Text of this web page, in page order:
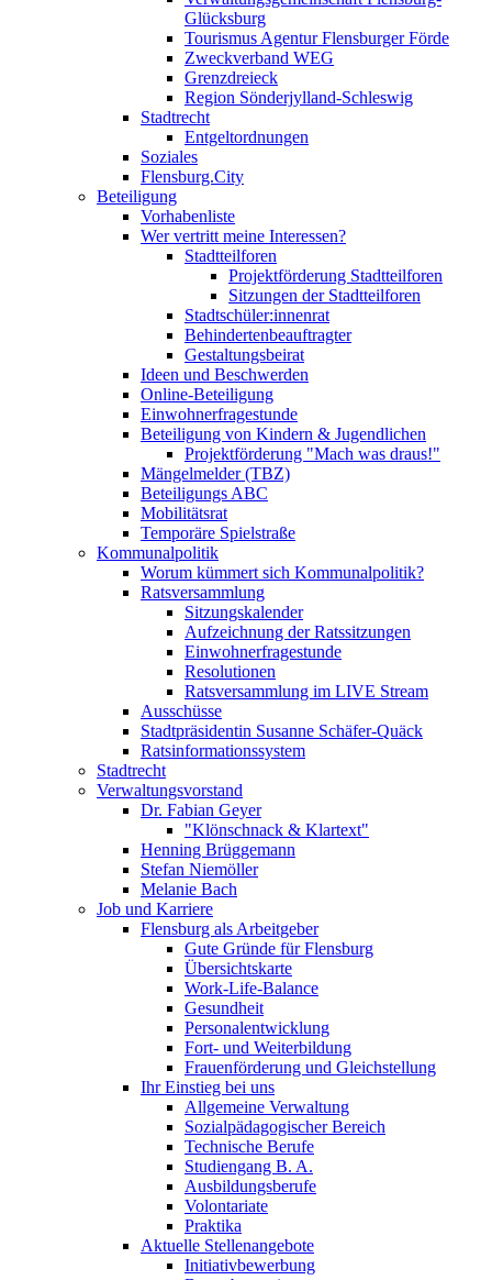
Glücksburg
Tourismus Agentur Flensburger Förde
Zweckverband WEG
Grenzdreieck
Region Sönderjylland-Schleswig
Stadtrecht
Entgeltordnungen
Soziales
Flensburg.City
Beteiligung
Vorhabenliste
Wer vertritt meine Interessen?
Stadtteilforen
Projektförderung Stadtteilforen
Sitzungen der Stadtteilforen
Stadtschüler:innenrat
Behindertenbeauftragter
Gestaltungsbeirat
Ideen und Beschwerden
Online-Beteiligung
Einwohnerfragestunde
Beteiligung von Kindern & Jugendlichen
Projektförderung "Mach was draus!"
Mängelmelder (TBZ)
Beteiligungs ABC
Mobilitätsrat
Temporäre Spielstraße
Kommunalpolitik
Worum kümmert sich Kommunalpolitik?
Ratsversammlung
Sitzungskalender
Aufzeichnung der Ratssitzungen
Einwohnerfragestunde
Resolutionen
Ratsversammlung im LIVE Stream
Ausschüsse
Stadtpräsidentin Susanne Schäfer-Quäck
Ratsinformationssystem
Stadtrecht
Verwaltungsvorstand
Dr. Fabian Geyer
"Klönschnack & Klartext"
Henning Brüggemann
Stefan Niemöller
Melanie Bach
Job und Karriere
Flensburg als Arbeitgeber
Gute Gründe für Flensburg
Übersichtskarte
Work-Life-Balance
Gesundheit
Personalentwicklung
Fort- und Weiterbildung
Frauenförderung und Gleichstellung
Ihr Einstieg bei uns
Allgemeine Verwaltung
Sozialpädagogischer Bereich
Technische Berufe
Studiengang B. A.
Ausbildungsberufe
Volontariate
Praktika
Aktuelle Stellenangebote
Initiativbewerbung